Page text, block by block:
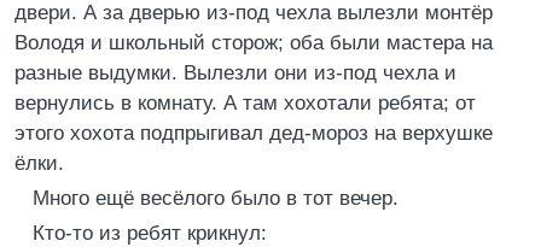
двери. А за дверью из-под чехла вылезли монтёр
Володя и школьный сторож; оба были мастера на
разные выдумки. Вылезли они из-под чехла и
вернулись в комнату. А там хохотали ребята; от
этого хохота подпрыгивал дед-мороз на верхушке
ёлки.
Много ещё весёлого было в тот вечер.
Кто-то из ребят крикнул: